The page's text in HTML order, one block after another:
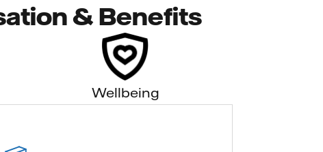
& Benefits
Wellbeing